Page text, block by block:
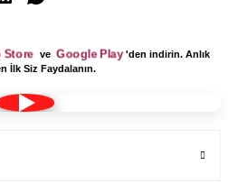
Store ve Google Play'den indirin. Anlık
İlk Siz Faydalanın.